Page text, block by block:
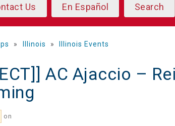
Us En Español Search
» Illinois » Illinois Events
AC Ajaccio –
on